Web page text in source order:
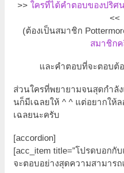
>> ใครที่ได้คำตอบของปริศ
<<
(ต้องเป็นสมาชิก
สมาชิก
และคำตอบที่จะตอบต้
ส่วนใครที่พยายามจนสุดกำลั
นก็มีเฉลยให้ ^ ^ แต่อยากให้
เฉลยนะครับ
[accordion]
[acc_item title=”โปรดบอก
จะตอบอย่างสุดความสามาร